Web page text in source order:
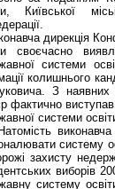
Київської
дирекція
своєчасно
системи
колишнього
З наявних
фактично
системи
виконавча
систему
захисту
виборів
систему